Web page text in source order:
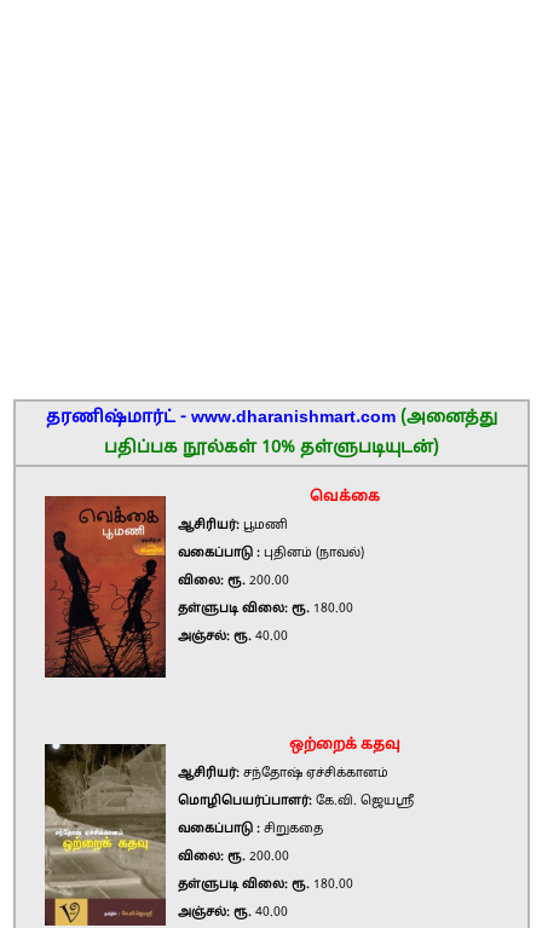
தரணிஷ்மார்ட் - www.dharanishmart.com (அனைத்து
பதிப்பக நூல்கள் 10% தள்ளுபடியுடன்)
வெக்கை
ஆசிரியர்: பூமணி
வகைப்பாடு : புதினம் (நாவல்)
விலை: ரூ. 200.00
தள்ளுபடி விலை: ரூ. 180.00
அஞ்சல்: ரூ. 40.00
ஒற்றைக் கதவு
ஆசிரியர்: சந்தோஷ் ஏச்சிக்கானம்
மொழிபெயர்ப்பாளர்: கே.வி. ஜெயஸ்ரீ
வகைப்பாடு : சிறுகதை
விலை: ரூ. 200.00
தள்ளுபடி விலை: ரூ. 180.00
அஞ்சல்: ரூ. 40.00